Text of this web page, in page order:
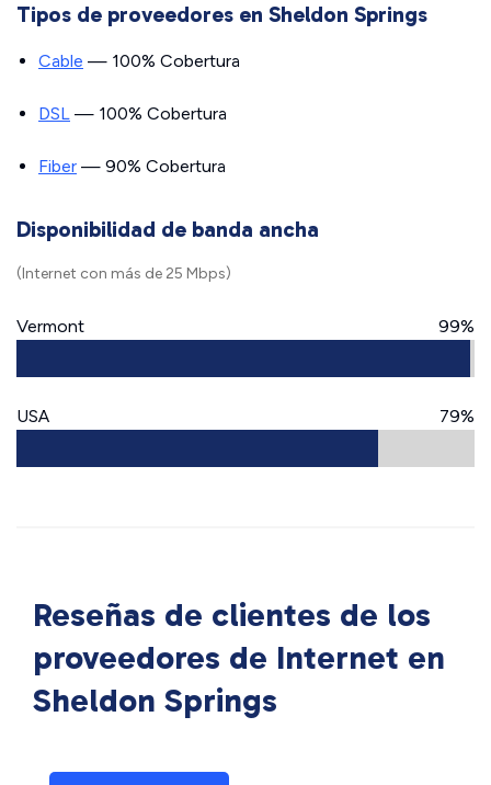
Tipos de proveedores en Sheldon Springs
Cable — 100% Cobertura
DSL — 100% Cobertura
Fiber — 90% Cobertura
Disponibilidad de banda ancha
(Internet con más de 25 Mbps)
Vermont 99%
USA 79%
Reseñas de clientes de los
proveedores de Internet en
Sheldon Springs